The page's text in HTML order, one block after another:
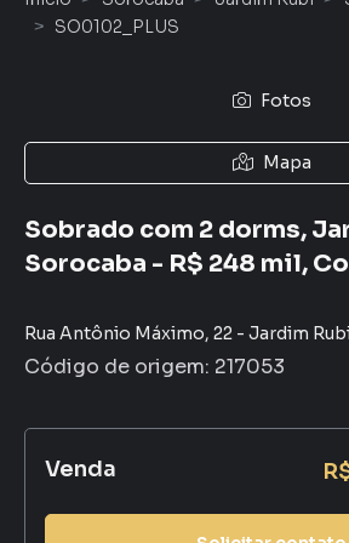
SO0102_PLUS
Fotos
Mapa
Sobrado com 2 dorms,
Sorocaba - R$ 248 mil,
Rua Antônio Máximo, 22 - Jardim
Código de origem: 217053
Venda